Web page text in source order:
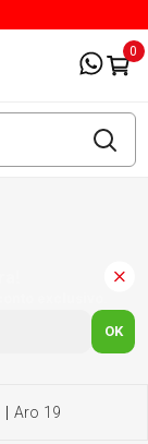
0
OK
aro 19